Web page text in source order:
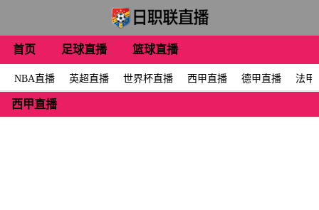
首页 足球直播 篮球直播
NBA直播 英超直播 世界杯直播 西甲直播 德甲直播 法甲
西甲直播